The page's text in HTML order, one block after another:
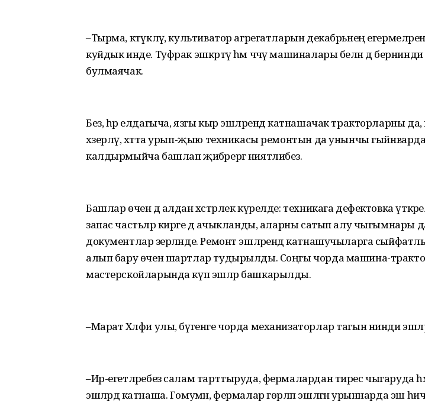
–Тырма, кәтүкләү, культиватор агрегатларын декабрьнең егермеләренә
куйдык инде. Туфрак эшкәртү һәм чәчү машиналары белән дә
булмаячак.
Без, һәр елдагыча, язгы кыр эшләрендә катнашачак тракторларны
хәзерләү, хәтта урып-җыю техникасы ремонтын да унынчы
калдырмыйча башлап җибәрергә ниятлибез.
Башлар өчен дә алдан хәстәрлек күрелде: техникага дефектовка
запас частьләр кирәге дә ачыкланды, аларны сатып алу чыгымнары да
документлар әзерләнде. Ремонт эшләрендә катнашучыларга
алып бару өчен шартлар тудырылды. Соңгы чорда машина-
мастерскойларында күп эшләр башкарылды.
–Марат Хәлфи улы, бүгенге чорда механизаторлар тагын нинди
–Ир-егетләребез салам тарттыруда, фермалардан тирес чыгаруда
эшләрдә катнаша. Гомумән, фермалар гөрләп эшләгән урыннарда эш һич